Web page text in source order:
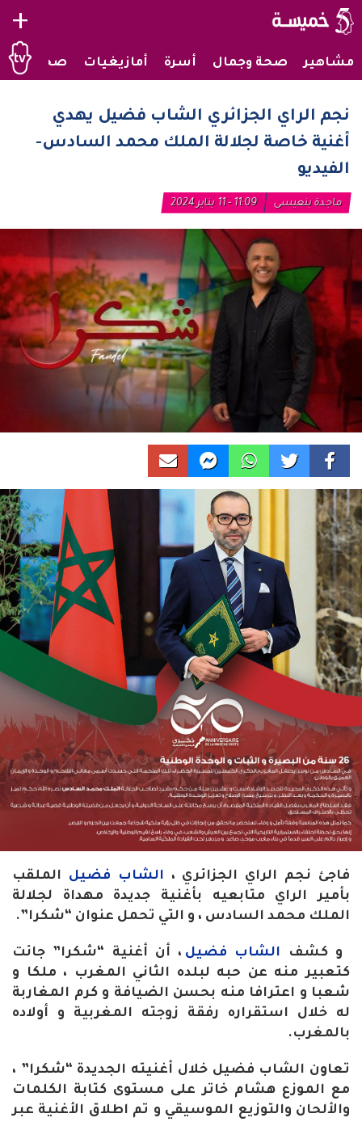
+
مشاهير صحة وجمال أسرة أمازيغيات صحراويات
نجم الراي الجزائري الشاب فضيل يهدي
أغنية خاصة لجلالة الملك محمد السادس-
الفيديو
ماجدة بنعيسى 11:09 - 11 يناير 2024
فاجئ نجم الراي الجزائري ، الشاب فضيل الملقب
بأمير الراي متابعيه بأغنية جديدة مهداة لجلالة
الملك محمد السادس ، و التي تحمل عنوان “شكرا”.
و كشف الشاب فضيل ، أن أغنية “شكرا” جائت
كتعبير منه عن حبه لبلده الثاني المغرب ، ملكا و
شعبا و اعترافا منه بحسن الضيافة و كرم المغاربة
له خلال استقراره رفقة زوجته المغربية و أولاده
بالمغرب.
تعاون الشاب فضيل خلال أغنيته الجديدة “شكرا” ،
مع الموزع هشام خاتر على مستوى كتابة الكلمات
والألحان والتوزيع الموسيقي و تم اطلاق الأغنية عبر